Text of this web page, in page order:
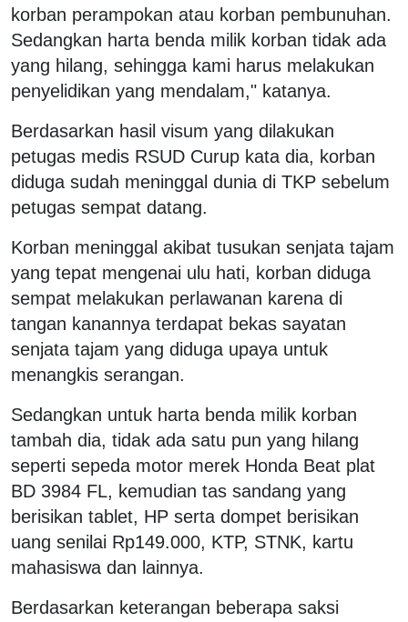
korban perampokan atau korban pembunuhan.
Sedangkan harta benda milik korban tidak ada
yang hilang, sehingga kami harus melakukan
penyelidikan yang mendalam," katanya.
Berdasarkan hasil visum yang dilakukan
petugas medis RSUD Curup kata dia, korban
diduga sudah meninggal dunia di TKP sebelum
petugas sempat datang.
Korban meninggal akibat tusukan senjata tajam
yang tepat mengenai ulu hati, korban diduga
sempat melakukan perlawanan karena di
tangan kanannya terdapat bekas sayatan
senjata tajam yang diduga upaya untuk
menangkis serangan.
Sedangkan untuk harta benda milik korban
tambah dia, tidak ada satu pun yang hilang
seperti sepeda motor merek Honda Beat plat
BD 3984 FL, kemudian tas sandang yang
berisikan tablet, HP serta dompet berisikan
uang senilai Rp149.000, KTP, STNK, kartu
mahasiswa dan lainnya.
Berdasarkan keterangan beberapa saksi